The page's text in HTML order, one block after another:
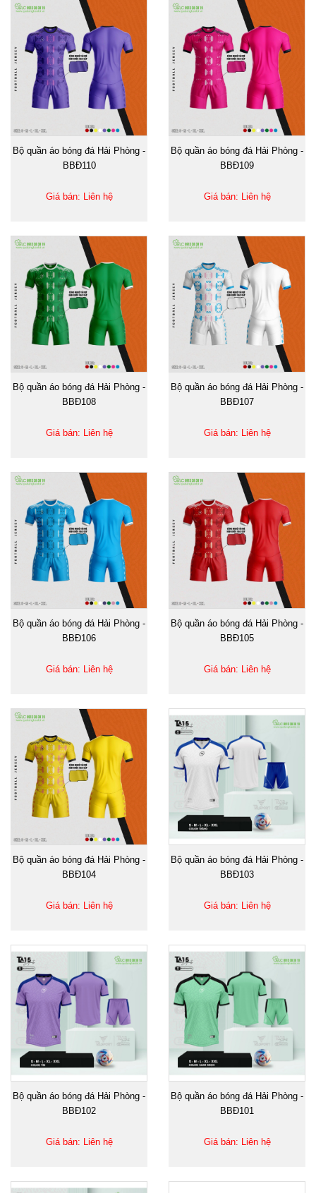
Bộ quần áo bóng đá Hải Phòng -
BBĐ110
Giá bán: Liên hệ
Bộ quần áo bóng đá Hải Phòng -
BBĐ109
Giá bán: Liên hệ
Bộ quần áo bóng đá Hải Phòng -
BBĐ108
Giá bán: Liên hệ
Bộ quần áo bóng đá Hải Phòng -
BBĐ107
Giá bán: Liên hệ
Bộ quần áo bóng đá Hải Phòng -
BBĐ106
Giá bán: Liên hệ
Bộ quần áo bóng đá Hải Phòng -
BBĐ105
Giá bán: Liên hệ
Bộ quần áo bóng đá Hải Phòng -
BBĐ104
Giá bán: Liên hệ
Bộ quần áo bóng đá Hải Phòng -
BBĐ103
Giá bán: Liên hệ
Bộ quần áo bóng đá Hải Phòng -
BBĐ102
Giá bán: Liên hệ
Bộ quần áo bóng đá Hải Phòng -
BBĐ101
Giá bán: Liên hệ